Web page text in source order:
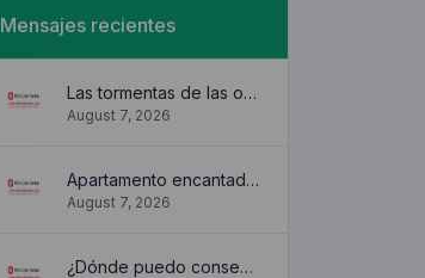
Mensajes recientes
Las tormentas de las olas
August 7, 2026
Apartamento encantador y acogedor
August 7, 2026
¿Dónde puedo conseguirlo?